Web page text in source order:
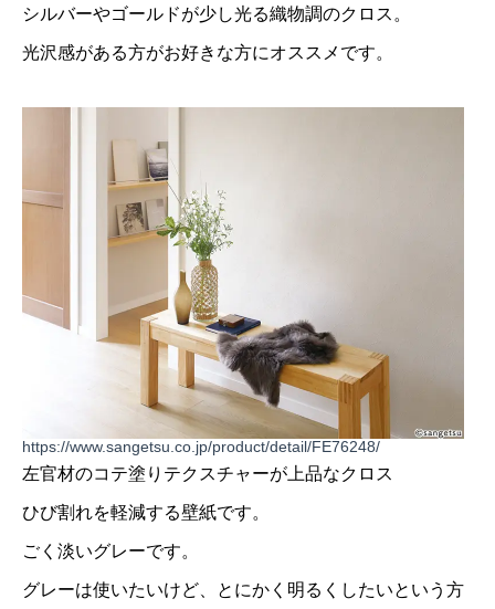
シルバーやゴールドが少し光る織物調のクロス。
光沢感がある方がお好きな方にオススメです。
https://www.sangetsu.co.jp/product/detail/FE76248/
左官材のコテ塗りテクスチャーが上品なクロス
ひび割れを軽減する壁紙です。
ごく淡いグレーです。
グレーは使いたいけど、とにかく明るくしたいという方